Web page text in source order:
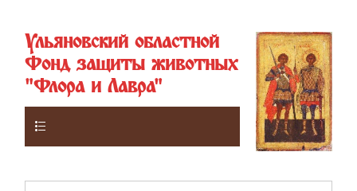
Ульяновский областной
Фонд защиты животных
"Флора и Лавра"